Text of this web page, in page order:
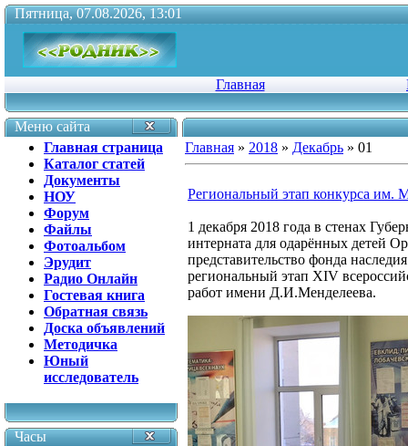
Пятница, 07.08.2026, 13:01
Главная
Меню сайта
Главная страница
Каталог статей
Документы
НОУ
Форум
Файлы
Фотоальбом
Эрудит
Радио Онлайн
Гостевая книга
Обратная связь
Доска объявлений
Методичка
Юный
исследователь
Часы
Главная » 2018 » Декабрь » 01
Региональный этап конкурса им.
1 декабря 2018 года в стенах
интерната для одарённых детей
представительство фонда
региональный этап XIV
работ имени Д.И.Менделеева.